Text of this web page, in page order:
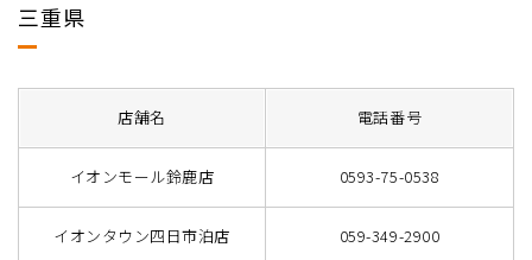
三重県
店舗名 電話番号
イオンモール鈴鹿店 0593-75-0538
イオンタウン四日市泊店 059-349-2900